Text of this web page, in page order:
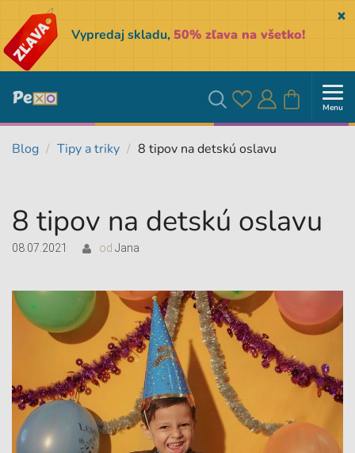
Vypredaj skladu, 50% zľava na všetko!
Vyhľadávanie
Obľúbené
Prihlásiť
Košík Menu
Blog Tipy a triky 8 tipov na detskú oslavu
8 tipov na detskú oslavu
08.07.2021 od Jana